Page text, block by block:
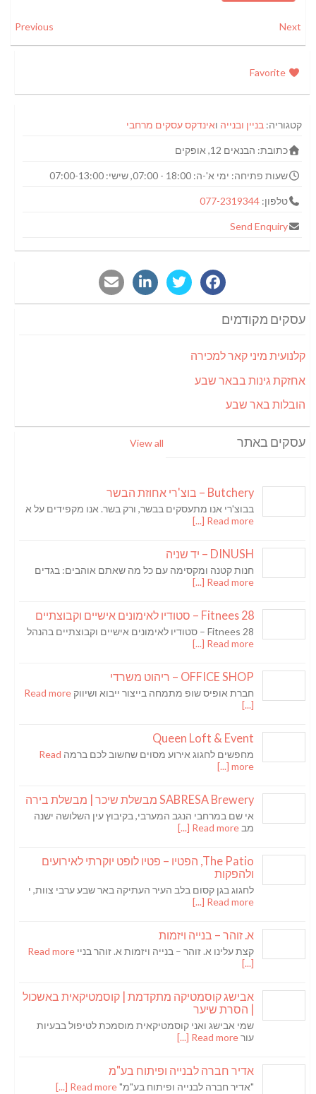
Previous Next
Favorite
קטגוריה: בניין ובנייה ואינדקס עסקים מרחבי
כתובת: הבנאים 12, אופקים
שעות פתיחה: ימי א'-ה: 18:00 - 07:00, שישי: 07:00-13:00
טלפון:077-2319344
Send Enquiry
עסקים מקודמים
קלנועית מיני קאר למכירה
אחזקת גינות בבאר שבע
הובלות באר שבע
עסקים באתר View all
Butchery – בוצ'רי אחוזת הבשר
בבוצ'רי אנו מתעסקים בבשר, ורק בשר. אנו מקפידים על א
Read more [...]
DINUSH – יד שניה
חנות קטנה ומקסימה עם כל מה שאתם אוהבים: בגדים
Read more [...]
Fitnees 28 – סטודיו לאימונים אישיים וקבוצתיים
Fitnees 28 – סטודיו לאימונים אישיים וקבוצתיים בהנהל
Read more [...]
OFFICE SHOP – ריהוט משרדי
חברת אופיס שופ מתמחה בייצור ייבוא ושיווק Read more
[...]
Queen Loft & Event
מחפשים לחגוג אירוע מסוים שחשוב לכם ברמה Read
more [...]
SABRESA Brewery מבשלת שיכר | מבשלת בירה
אי שם במרחבי הנגב המערבי, בקיבוץ עין השלושה ישנה
מב Read more [...]
The Patio, הפטיו – פטיו לופט יוקרתי לאירועים
ולהפקות
לחגוג בגן קסום בלב העיר העתיקה באר שבע ערבי צוות, י
Read more [...]
א. זוהר – בנייה ויזמות
קצת עלינו א. זוהר – בנייה ויזמות א. זוהר בניי Read more
[...]
אבישג קוסמטיקה מתקדמת | קוסמטיקאית באשכול
| הסרת שיער
שמי אבישג ואני קוסמטיקאית מוסמכת לטיפול בבעיות
עורRead more [...]
אדיר חברה לבנייה ופיתוח בע"מ
"אדיר חברה לבנייה ופיתוח בע"מ"Read more [...]